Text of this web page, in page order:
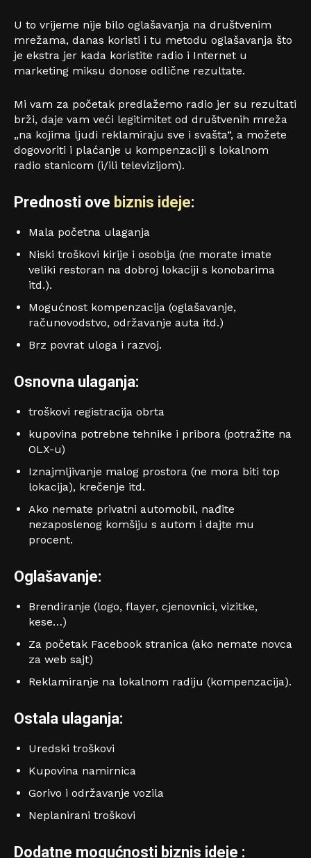
U to vrijeme nije bilo oglašavanja na društvenim
mrežama, danas koristi i tu metodu oglašavanja što
je ekstra jer kada koristite radio i Internet u
marketing miksu donose odlične rezultate.
Mi vam za početak predlažemo radio jer su rezultati
brži, daje vam veći legitimitet od društvenih mreža
„na kojima ljudi reklamiraju sve i svašta“, a možete
dogovoriti i plaćanje u kompenzaciji s lokalnom
radio stanicom (i/ili televizijom).
Prednosti ove biznis ideje:
Mala početna ulaganja
Niski troškovi kirije i osoblja (ne morate imate
veliki restoran na dobroj lokaciji s konobarima
itd.).
Mogućnost kompenzacija (oglašavanje,
računovodstvo, održavanje auta itd.)
Brz povrat uloga i razvoj.
Osnovna ulaganja:
troškovi registracija obrta
kupovina potrebne tehnike i pribora (potražite na
OLX-u)
Iznajmljivanje malog prostora (ne mora biti top
lokacija), krečenje itd.
Ako nemate privatni automobil, nađite
nezaposlenog komšiju s autom i dajte mu
procent.
Oglašavanje:
Brendiranje (logo, flayer, cjenovnici, vizitke,
kese…)
Za početak Facebook stranica (ako nemate novca
za web sajt)
Reklamiranje na lokalnom radiju (kompenzacija).
Ostala ulaganja:
Uredski troškovi
Kupovina namirnica
Gorivo i održavanje vozila
Neplanirani troškovi
Dodatne mogućnosti biznis ideje :